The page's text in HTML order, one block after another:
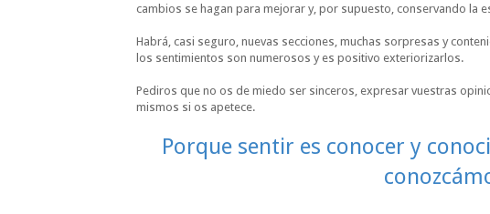
cambios se hagan para mejorar y, por supuesto, conservando la
Habrá, casi seguro, nuevas secciones, muchas sorpresas y
los sentimientos son numerosos y es positivo exteriorizarlos.
Pediros que no os de miedo ser sinceros, expresar vuestras
mismos si os apetece.
Porque sentir es conocer y